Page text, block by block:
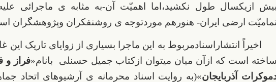
بیش ازیکسال طول نکشید،اما اهمیّت آن-به مثابه ی ماجرائی
ارضی ایران- هنورهم موردتوجه ی روشنفکران وپژوهشگران
اخیراً انتشاراسنادمربوط به این ماجرا بسیاری از زوایای تاریک این
ساخته است که ازآن میان میتوان ازکتاب جمیل حسنلی بانام«فراز و
آذربایجان»(به روایت اسناد محرمانه ی آرشیوهای اتحاد